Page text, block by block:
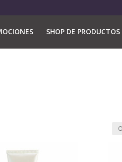
SHOP DE PRODUCTOS